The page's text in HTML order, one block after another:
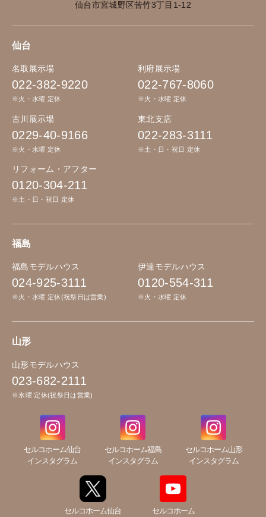
仙台市宮城野区苦竹3丁目1-12
仙台
名取展示場
022-382-9220
※火・水曜 定休
利府展示場
022-767-8060
※火・水曜 定休
古川展示場
0229-40-9166
※火・水曜 定休
東北支店
022-283-3111
※土・日・祝日 定休
リフォーム・アフター
0120-304-211
※土・日・祝日 定休
福島
福島モデルハウス
024-925-3111
※火・水曜 定休(祝祭日は営業)
伊達モデルハウス
0120-554-311
※火・水曜 定休
山形
山形モデルハウス
023-682-2111
※水曜 定休(祝祭日は営業)
セルコホーム仙台
インスタグラム
セルコホーム福島
インスタグラム
セルコホーム山形
インスタグラム
セルコホーム仙台 セルコホーム